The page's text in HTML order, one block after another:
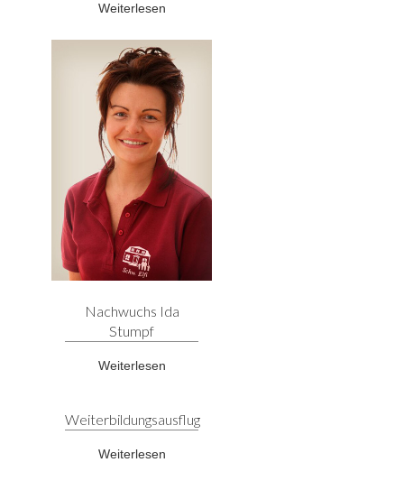
Weiterlesen
Nachwuchs Ida
Stumpf
Weiterlesen
Weiterbildungsausflug
Weiterlesen